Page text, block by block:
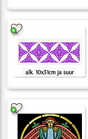
alk. 10x31cm ja suur